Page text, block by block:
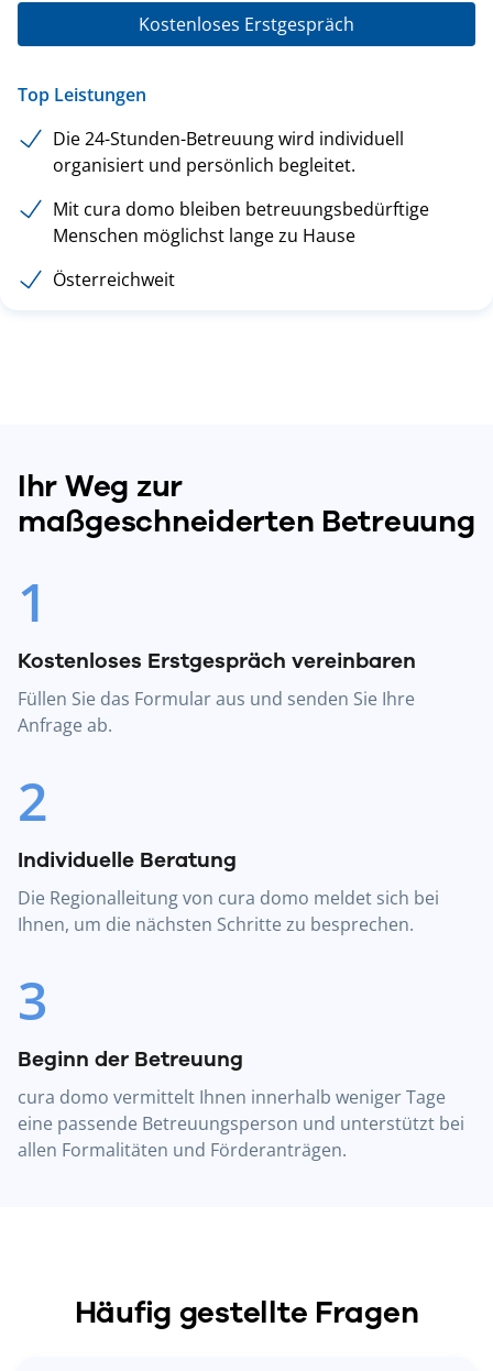
Kostenloses Erstgespräch
Top Leistungen
Die 24-Stunden-Betreuung wird individuell
organisiert und persönlich begleitet.
Mit cura domo bleiben betreuungsbedürftige
Menschen möglichst lange zu Hause
Österreichweit
Ihr Weg zur
maßgeschneiderten Betreuung
1
Kostenloses Erstgespräch vereinbaren
Füllen Sie das Formular aus und senden Sie Ihre
Anfrage ab.
2
Individuelle Beratung
Die Regionalleitung von cura domo meldet sich bei
Ihnen, um die nächsten Schritte zu besprechen.
3
Beginn der Betreuung
cura domo vermittelt Ihnen innerhalb weniger Tage
eine passende Betreuungsperson und unterstützt bei
allen Formalitäten und Förderanträgen.
Häufig gestellte Fragen